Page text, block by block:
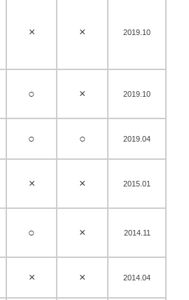
× × 2019.10
○ × 2019.10
○ ○ 2019.04
× × 2015.01
○ × 2014.11
× × 2014.04